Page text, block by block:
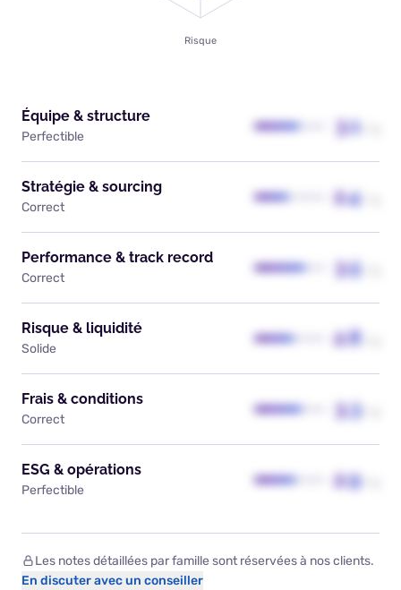
Risque
Équipe & structure
Perfectible 3.1
Stratégie & sourcing
Correct 2.4
Performance & track record
Correct 3.5
Risque & liquidité
Solide 2.8
Frais & conditions
Correct 3.3
ESG & opérations
Perfectible 2.9
Les notes détaillées par famille sont réservées à nos clients.
En discuter avec un conseiller